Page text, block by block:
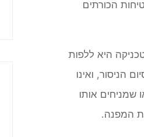
הכורתים
לכרות עצים. מנופים אלה מסוגלים להרים עד 150 טון והטכניקה היא ללפות
הניסור, ואינו
אותו
המפנה.